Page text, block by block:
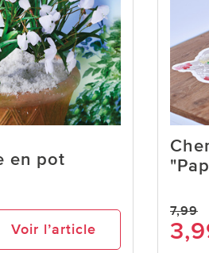
en pot
Voir l’article
7,99